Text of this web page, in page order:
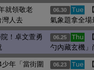
就領敬老
灣人去
06.30 Tue
氣象題拿全
！卓文萱勇
06.25 Thu
勺內藏玄機
少年「當街圍
06.23 Tue